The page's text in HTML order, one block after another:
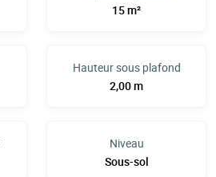
15 m²
Hauteur sous plafond
2,00 m
Niveau
Sous-sol